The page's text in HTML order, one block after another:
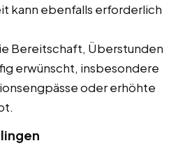
kann ebenfalls erforderlich
Bereitschaft, Überstunden
erwünscht, insbesondere
oder erhöhte